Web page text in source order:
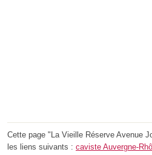
Cette page "La Vieille Réserve Avenue
les liens suivants : caviste Auvergne-